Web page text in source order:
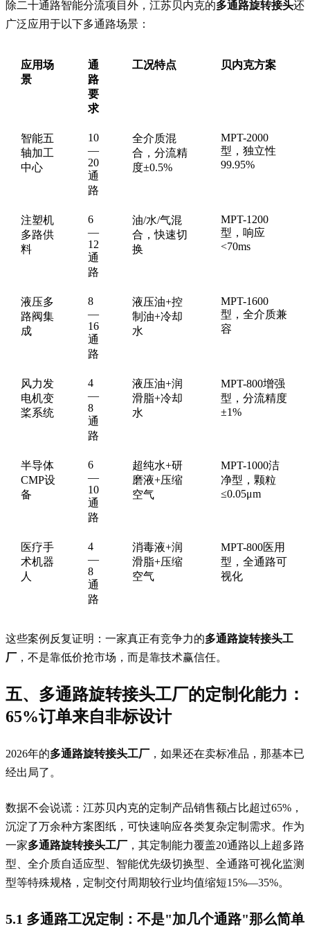
除二十通路智能分流项目外，江苏贝内克的多通路旋转接头还
广泛应用于以下多通路场景：
应用场
景
通
路
要
求
工况特点 贝内克方案
智能五
轴加工
中心
10
—
20
通
路
全介质混
合，分流精
度±0.5%
MPT-2000
型，独立性
99.95%
注塑机
多路供
料
6
—
12
通
路
油/水/气混
合，快速切
换
MPT-1200
型，响应
<70ms
液压多
路阀集
成
8
—
16
通
路
液压油+控
制油+冷却
水
MPT-1600
型，全介质兼
容
风力发
电机变
桨系统
4
—
8
通
路
液压油+润
滑脂+冷却
水
MPT-800增强
型，分流精度
±1%
半导体
CMP设
备
6
—
10
通
路
超纯水+研
磨液+压缩
空气
MPT-1000洁
净型，颗粒
≤0.05μm
医疗手
术机器
人
4
—
8
通
路
消毒液+润
滑脂+压缩
空气
MPT-800医用
型，全通路可
视化
这些案例反复证明：一家真正有竞争力的多通路旋转接头工
厂 ，不是靠低价抢市场，而是靠技术赢信任。
五、多通路旋转接头工厂的定制化能力：
65%订单来自非标设计
2026年的多通路旋转接头工厂 ，如果还在卖标准品，那基本已
经出局了。
数据不会说谎：江苏贝内克的定制产品销售额占比超过65%，
沉淀了万余种方案图纸，可快速响应各类复杂定制需求。作为
一家多通路旋转接头工厂 ，其定制能力覆盖20通路以上超多路
型、全介质自适应型、智能优先级切换型、全通路可视化监测
型等特殊规格，定制交付周期较行业均值缩短15%—35%。
5.1 多通路工况定制：不是"加几个通路"那么简单